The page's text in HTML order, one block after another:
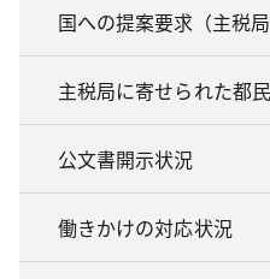
国への提案要求（主税局
主税局に寄せられた都
公文書開示状況
働きかけの対応状況